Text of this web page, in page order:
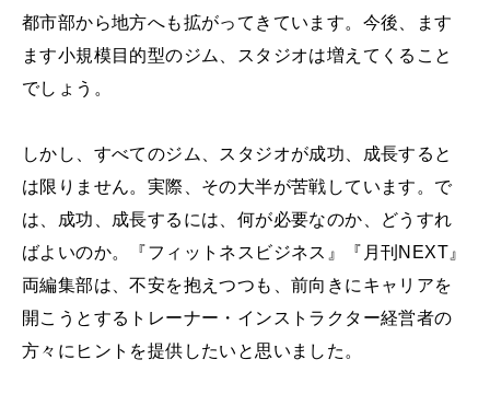
都市部から地方へも拡がってきています。今後、ます
ます小規模目的型のジム、スタジオは増えてくること
でしょう。
しかし、すべてのジム、スタジオが成功、成長すると
は限りません。実際、その大半が苦戦しています。で
は、成功、成長するには、何が必要なのか、どうすれ
ばよいのか。『フィットネスビジネス』『月刊NEXT』
両編集部は、不安を抱えつつも、前向きにキャリアを
開こうとするトレーナー・インストラクター経営者の
方々にヒントを提供したいと思いました。